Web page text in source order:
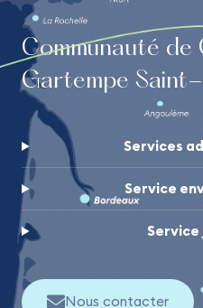
Communauté de
Gartempe
Services
Service
Service
Nous contacter